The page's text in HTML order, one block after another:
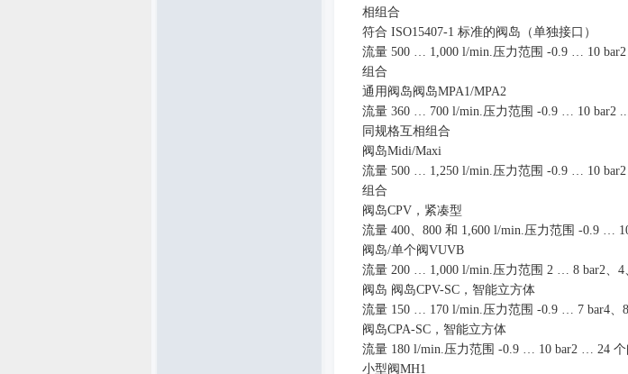
相组合
符合 ISO15407-1 标准的阀岛（单独接口）
流量 500 … 1,000 l/min.压力范围 -0.9 … 10 bar2
组合
通用阀岛阀岛MPA1/MPA2
流量 360 … 700 l/min.压力范围 -0.9 … 10 bar2
同规格互相组合
阀岛Midi/Maxi
流量 500 … 1,250 l/min.压力范围 -0.9 … 10
组合
阀岛CPV ，紧凑型
流量 400、 800 和 1,600 l/min.压力范围 -0.9 …
阀岛/单个阀VUVB
流量 200 … 1,000 l/min.压力范围 2 … 8 bar2、 4
阀岛 阀岛CPV-SC ，智能立方体
流量 150 … 170 l/min.压力范围 -0.9 … 7 bar4、 8
阀岛CPA-SC ，智能立方体
流量 180 l/min.压力范围 -0.9 … 10 bar2 … 24
小型阀MH1